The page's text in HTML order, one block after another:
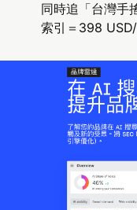
同時追「台灣手
索引＝398 USD/